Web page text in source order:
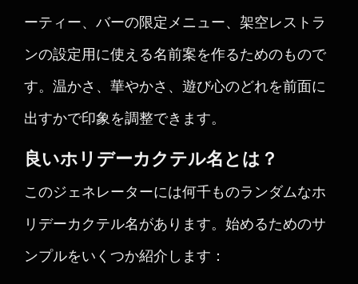
ーティー、バーの限定メニュー、架空レストラ
ンの設定用に使える名前案を作るためのもので
す。温かさ、華やかさ、遊び心のどれを前面に
出すかで印象を調整できます。
良いホリデーカクテル名とは？
このジェネレーターには何千ものランダムなホ
リデーカクテル名があります。始めるためのサ
ンプルをいくつか紹介します：